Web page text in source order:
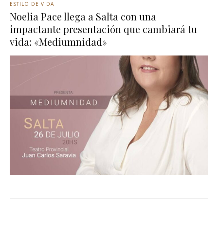
ESTILO DE VIDA
Noelia Pace llega a Salta con una
impactante presentación que cambiará tu
vida: «Mediumnidad»